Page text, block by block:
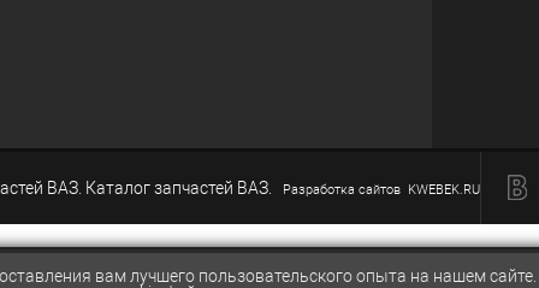
ВАЗ. Каталог запчастей ВАЗ. Разработка сайтов KWEBEK.RU
вам лучшего пользовательского опыта на нашем